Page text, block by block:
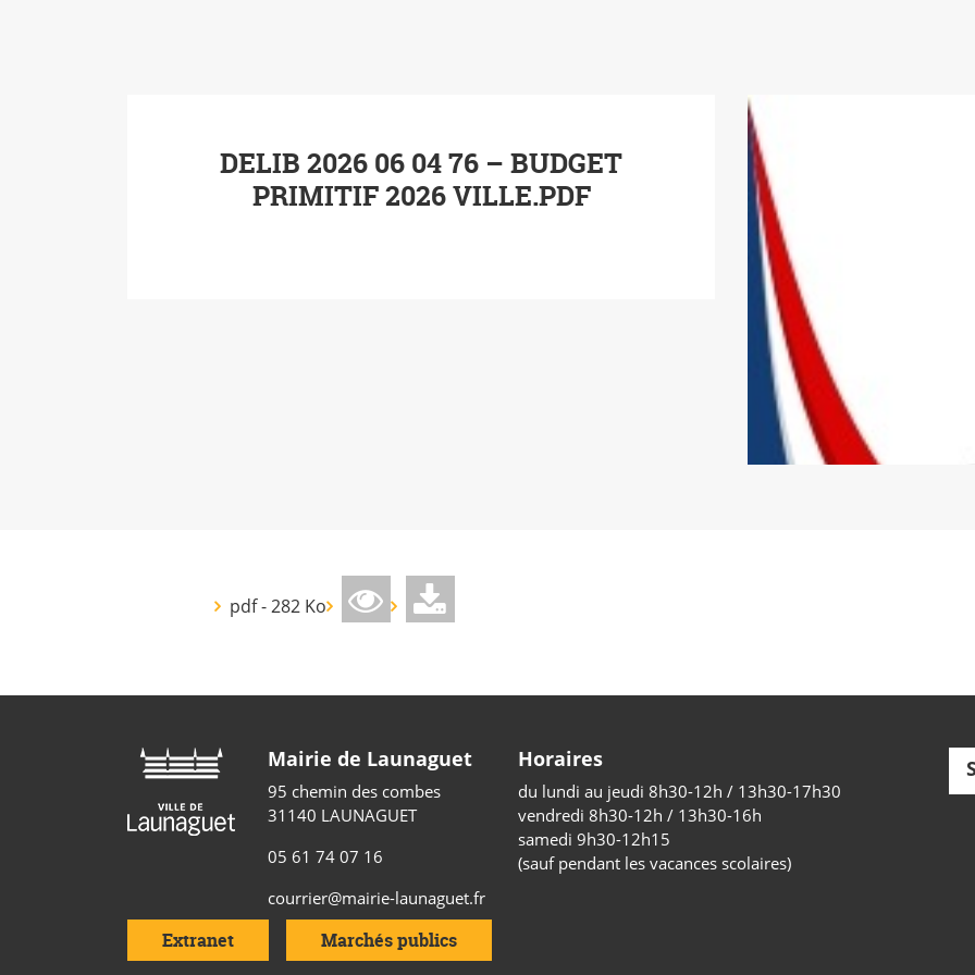
DELIB 2026 06 04 76 – BUDGET
PRIMITIF 2026 VILLE.PDF
pdf - 282 Ko
Mairie de Launaguet
95 chemin des combes
31140 LAUNAGUET
05 61 74 07 16
courrier@mairie-launaguet.fr
Horaires
du lundi au jeudi 8h30-12h / 13h30-17h30
vendredi 8h30-12h / 13h30-16h
samedi 9h30-12h15
(sauf pendant les vacances scolaires)
Extranet Marchés publics